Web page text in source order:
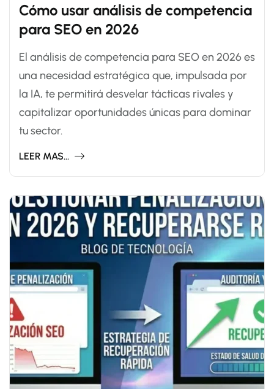
Cómo usar análisis de competencia
para SEO en 2026
El análisis de competencia para SEO en 2026 es
una necesidad estratégica que, impulsada por
la IA, te permitirá desvelar tácticas rivales y
capitalizar oportunidades únicas para dominar
tu sector.
LEER MAS...